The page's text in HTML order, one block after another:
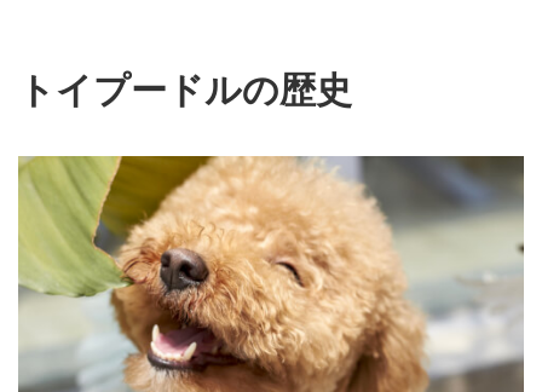
トイプードルの歴史